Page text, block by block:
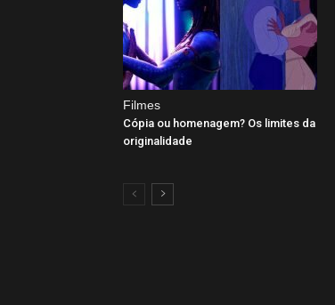
Filmes
Cópia ou homenagem? Os limites da
originalidade